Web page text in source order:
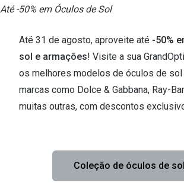
Até -50% em Óculos de Sol
Até 31 de agosto, aproveite até -50%
sol e armações! Visite a sua
os melhores modelos de óculos de
marcas como Dolce & Gabbana, Ray-
muitas outras, com descontos
Coleção de óculos de